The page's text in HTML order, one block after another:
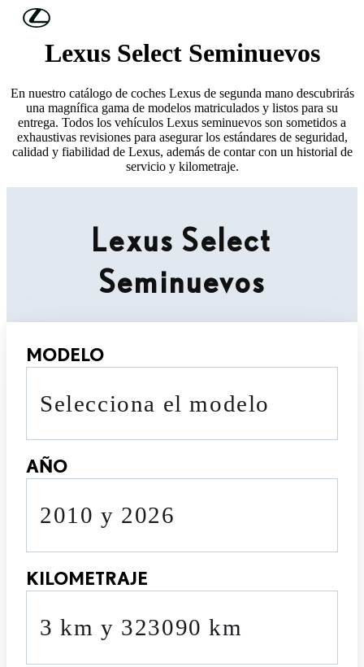
Skip to Main Content
Lexus Select Seminuevos
En nuestro catálogo de coches Lexus de segunda mano descubrirás
una magnífica gama de modelos matriculados y listos para su
entrega. Todos los vehículos Lexus seminuevos son sometidos a
exhaustivas revisiones para asegurar los estándares de seguridad,
calidad y fiabilidad de Lexus, además de contar con un historial de
servicio y kilometraje.
Lexus Select
Seminuevos
MODELO
Selecciona el modelo
AÑO
2010 y 2026
KILOMETRAJE
3 km y 323090 km